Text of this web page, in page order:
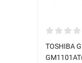
TOSHIBA